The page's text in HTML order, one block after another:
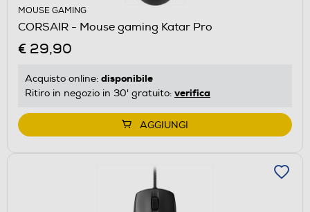
MOUSE GAMING
CORSAIR - Mouse gaming Katar Pro
€ 29,90
Acquisto online: disponibile
Ritiro in negozio in 30' gratuito: verifica
AGGIUNGI